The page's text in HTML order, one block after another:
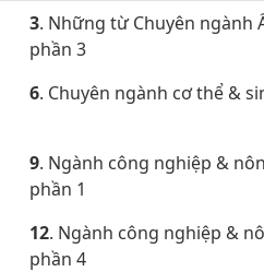
3. Những từ Chuyên ngành
phần 3
6. Chuyên ngành cơ thể &
9. Ngành công nghiệp &
phần 1
12. Ngành công nghiệp &
phần 4